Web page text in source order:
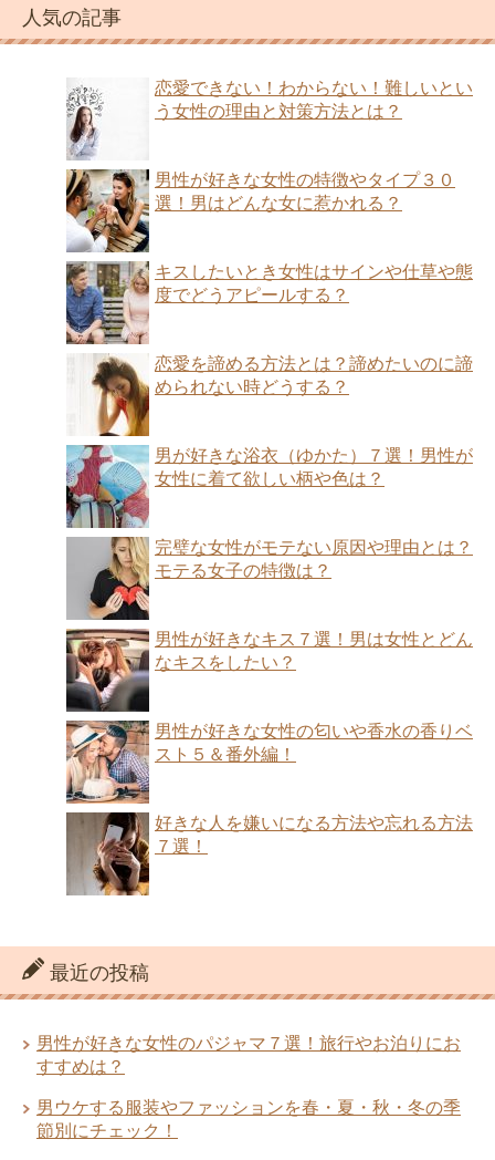
人気の記事
恋愛できない！わからない！難しいとい
う女性の理由と対策方法とは？
男性が好きな女性の特徴やタイプ３０
選！男はどんな女に惹かれる？
キスしたいとき女性はサインや仕草や態
度でどうアピールする？
恋愛を諦める方法とは？諦めたいのに諦
められない時どうする？
男が好きな浴衣（ゆかた）７選！男性が
女性に着て欲しい柄や色は？
完璧な女性がモテない原因や理由とは？
モテる女子の特徴は？
男性が好きなキス７選！男は女性とどん
なキスをしたい？
男性が好きな女性の匂いや香水の香りベ
スト５＆番外編！
好きな人を嫌いになる方法や忘れる方法
７選！
最近の投稿
男性が好きな女性のパジャマ７選！旅行やお泊りにお
すすめは？
男ウケする服装やファッションを春・夏・秋・冬の季
節別にチェック！